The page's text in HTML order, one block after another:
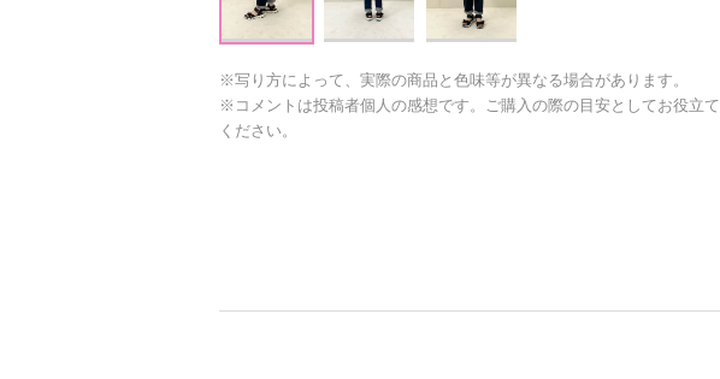
※写り方によって、実際の商品と色味等が異なる場合があります。
※コメントは投稿者個人の感想です。ご購入の際の目安としてお役立て
ください。